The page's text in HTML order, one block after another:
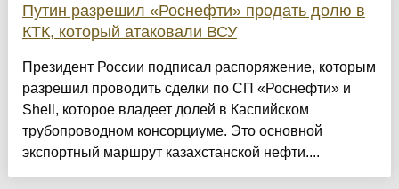
Путин разрешил «Роснефти» продать долю в
КТК, который атаковали ВСУ
Президент России подписал распоряжение, которым
разрешил проводить сделки по СП «Роснефти» и
Shell, которое владеет долей в Каспийском
трубопроводном консорциуме. Это основной
экспортный маршрут казахстанской нефти....